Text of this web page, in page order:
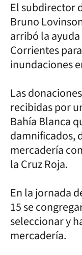
El subdirector
Bruno
arribó la
Corrientes
inundaciones
Las
recibidas por
Bahía Blanca
damnificados,
mercadería
la Cruz Roja.
En la jornada
15 se
seleccionar y
mercadería.